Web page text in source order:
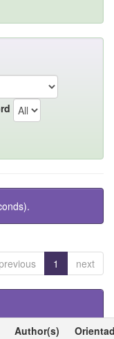
1 next
Author(s)